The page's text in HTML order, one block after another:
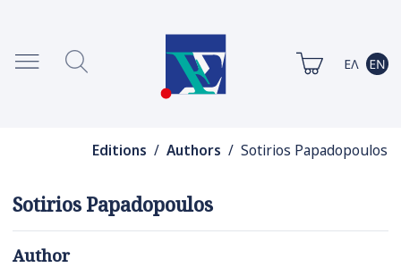
Editions / Authors / Sotirios Papadopoulos
Sotirios Papadopoulos
Author